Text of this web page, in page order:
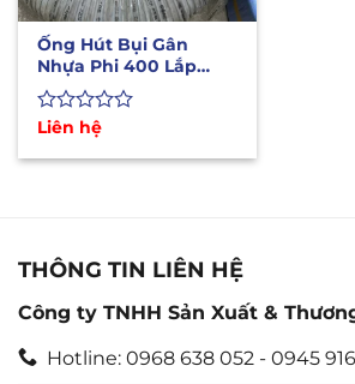
Ống Hút Bụi Gân
Nhựa Phi 400 Lắp
Quạt Hút Bụi Công
Nghiệp
Được
hạng
Liên hệ
THÔNG TIN LIÊN HỆ
Công ty TNHH Sản Xuất &
Hotline: 0968 638 052 - 0945